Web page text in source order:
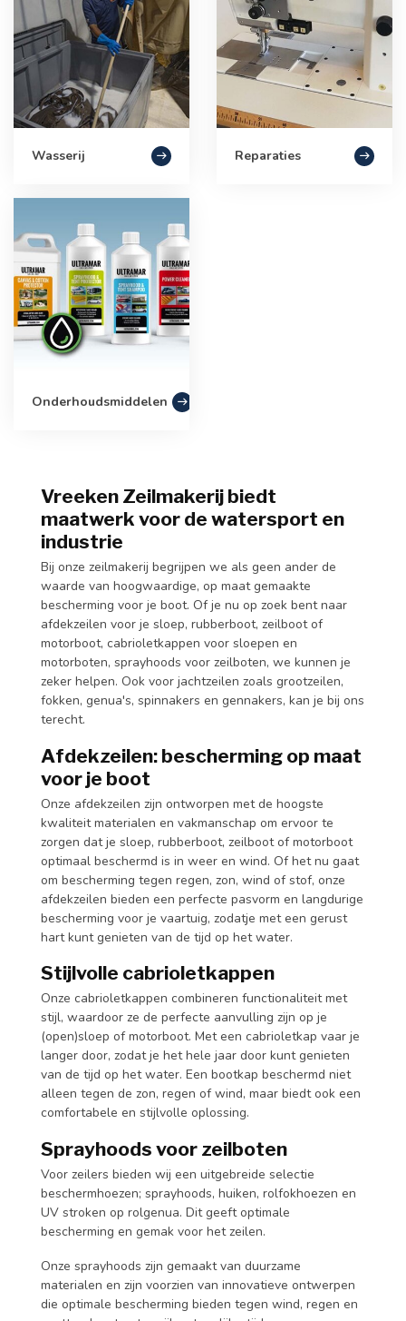
Wasserij Reparaties
Onderhoudsmiddelen
Vreeken Zeilmakerij biedt
maatwerk voor de watersport en
industrie
Bij onze zeilmakerij begrijpen we als geen ander de
waarde van hoogwaardige, op maat gemaakte
bescherming voor je boot. Of je nu op zoek bent naar
afdekzeilen voor je sloep, rubberboot, zeilboot of
motorboot, cabrioletkappen voor sloepen en
motorboten, sprayhoods voor zeilboten, we kunnen je
zeker helpen. Ook voor jachtzeilen zoals grootzeilen,
fokken, genua's, spinnakers en gennakers, kan je bij ons
terecht.
Afdekzeilen: bescherming op maat
voor je boot
Onze afdekzeilen zijn ontworpen met de hoogste
kwaliteit materialen en vakmanschap om ervoor te
zorgen dat je sloep, rubberboot, zeilboot of motorboot
optimaal beschermd is in weer en wind. Of het nu gaat
om bescherming tegen regen, zon, wind of stof, onze
afdekzeilen bieden een perfecte pasvorm en langdurige
bescherming voor je vaartuig, zodatje met een gerust
hart kunt genieten van de tijd op het water.
Stijlvolle cabrioletkappen
Onze cabrioletkappen combineren functionaliteit met
stijl, waardoor ze de perfecte aanvulling zijn op je
(open)sloep of motorboot. Met een cabrioletkap vaar je
langer door, zodat je het hele jaar door kunt genieten
van de tijd op het water. Een bootkap beschermd niet
alleen tegen de zon, regen of wind, maar biedt ook een
comfortabele en stijlvolle oplossing.
Sprayhoods voor zeilboten
Voor zeilers bieden wij een uitgebreide selectie
beschermhoezen; sprayhoods, huiken, rolfokhoezen en
UV stroken op rolgenua. Dit geeft optimale
bescherming en gemak voor het zeilen.
Onze sprayhoods zijn gemaakt van duurzame
materialen en zijn voorzien van innovatieve ontwerpen
die optimale bescherming bieden tegen wind, regen en